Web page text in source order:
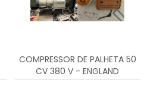
COMPRESSOR DE PALHETA 50
CV 380 V - ENGLAND